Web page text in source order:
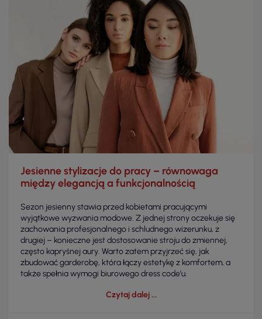
Jesienne stylizacje do pracy – równowaga
między elegancją a funkcjonalnością
Sezon jesienny stawia przed kobietami pracującymi
wyjątkowe wyzwania modowe. Z jednej strony oczekuje się
zachowania profesjonalnego i schludnego wizerunku, z
drugiej – konieczne jest dostosowanie stroju do zmiennej,
często kapryśnej aury. Warto zatem przyjrzeć się, jak
zbudować garderobę, która łączy estetykę z komfortem, a
także spełnia wymogi biurowego dress code’u.
Czytaj dalej